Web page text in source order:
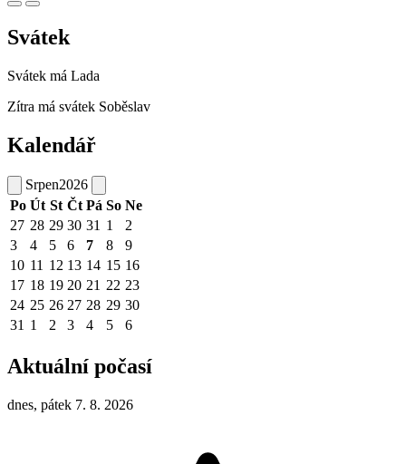
Svátek
Svátek má Lada
Zítra má svátek Soběslav
Kalendář
Srpen2026
Po Út St Čt Pá So Ne
27 28 29 30 31 1
2
3
4 5 6 7 8
9
10 11 12 13 14 15 16
17 18 19 20 21 22 23
24 25 26 27 28 29 30
31 1 2 3 4 5 6
Aktuální počasí
dnes, pátek 7. 8. 2026